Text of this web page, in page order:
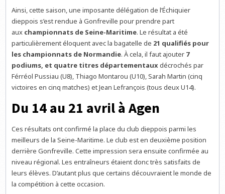
Ainsi, cette saison, une imposante délégation de l’Échiquier
dieppois s’est rendue à Gonfreville pour prendre part
aux championnats de Seine-Maritime. Le résultat a été
particulièrement éloquent avec la bagatelle de 21 qualifiés pour
les championnats de Normandie. À cela, il faut ajouter 7
podiums, et quatre titres départementauxdécrochés par
Férréol Pussiau (U8), Thiago Montarou (U10), Sarah Martin (cinq
victoires en cinq matches) et Jean Lefrançois (tous deux U14).
Du 14 au 21 avril à Agen
Ces résultats ont confirmé la place du club dieppois parmi les
meilleurs de la Seine-Maritime. Le club est en deuxième position
derrière Gonfreville. Cette impression sera ensuite confirmée au
niveau régional. Les entraîneurs étaient donc très satisfaits de
leurs élèves. D’autant plus que certains découvraient le monde de
la compétition à cette occasion.